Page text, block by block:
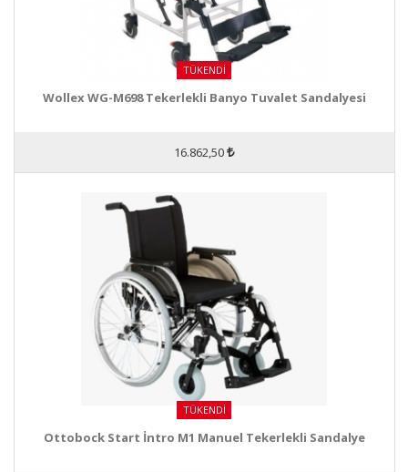
TÜKENDI
Wollex WG-M698 Tekerlekli Banyo Tuvalet Sandalyesi
16.862,50
TÜKENDI
Ottobock Start İntro M1 Manuel Tekerlekli Sandalye